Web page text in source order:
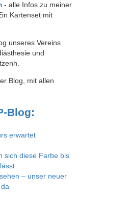
- alle Infos zu meiner
Kartenset mit
unseres Vereins
und
Blog, mit allen
Blog:
erwartet
sich diese Farbe bis
– unser neuer